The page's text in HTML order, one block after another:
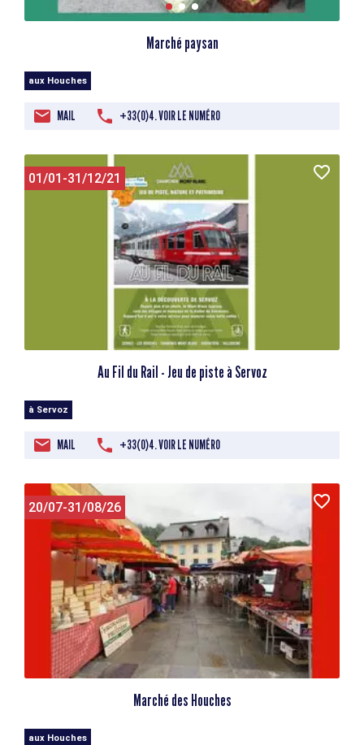
Marché paysan
aux Houches
MAIL +33(0)4. VOIR LE NUMÉRO
01/01-31/12/21
Au Fil du Rail - Jeu de piste à Servoz
à Servoz
MAIL +33(0)4. VOIR LE NUMÉRO
20/07-31/08/26
Marché des Houches
aux Houches